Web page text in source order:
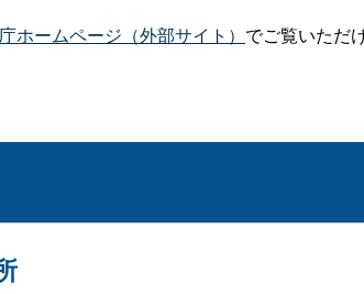
ホームページ（外部サイト） でご覧いただ